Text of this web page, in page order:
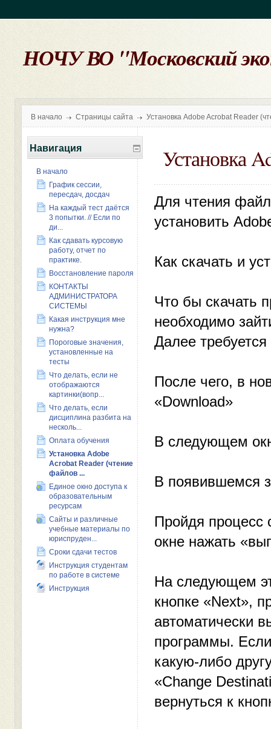
НОЧУ ВО "Московский
В начало Страницы сайта Установка Adobe Acrobat Reader
Установка
Для чтения
установить
Как скачать и
Что бы скачать
необходимо
Далее
После чего, в
«Download»
В следующем
В появившемся
Пройдя процесс
окне нажать
На следующем
кнопке «Next»,
автоматически
программы.
какую-либо
«Change
вернуться к
Навигация
В начало
График сессии,
пересдач, досдач
На каждый тест даётся
3 попытки. // Если по
ди...
Как сдавать курсовую
работу, отчет по
практике.
Восстановление пароля
КОНТАКТЫ
АДМИНИСТРАТОРА
СИСТЕМЫ
Какая инструкция мне
нужна?
Пороговые значения,
установленные на
тесты
Что делать, если не
отображаются
картинки(вопр...
Что делать, если
дисциплина разбита на
несколь...
Оплата обучения
Установка Adobe
Acrobat Reader (чтение
файлов ...
Единое окно доступа к
образовательным
ресурсам
Сайты и различные
учебные материалы по
юриспруден...
Сроки сдачи тестов
Инструкция студентам
по работе в системе
Инструкция